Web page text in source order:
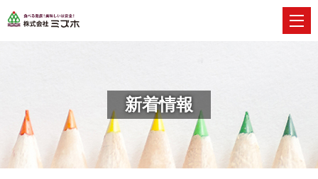
新着情報